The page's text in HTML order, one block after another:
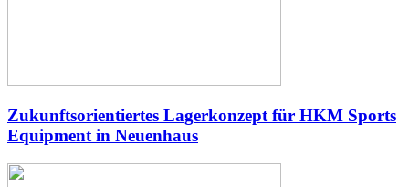
Zukunftsorientiertes Lagerkonzept für HKM Sports
Equipment in Neuenhaus